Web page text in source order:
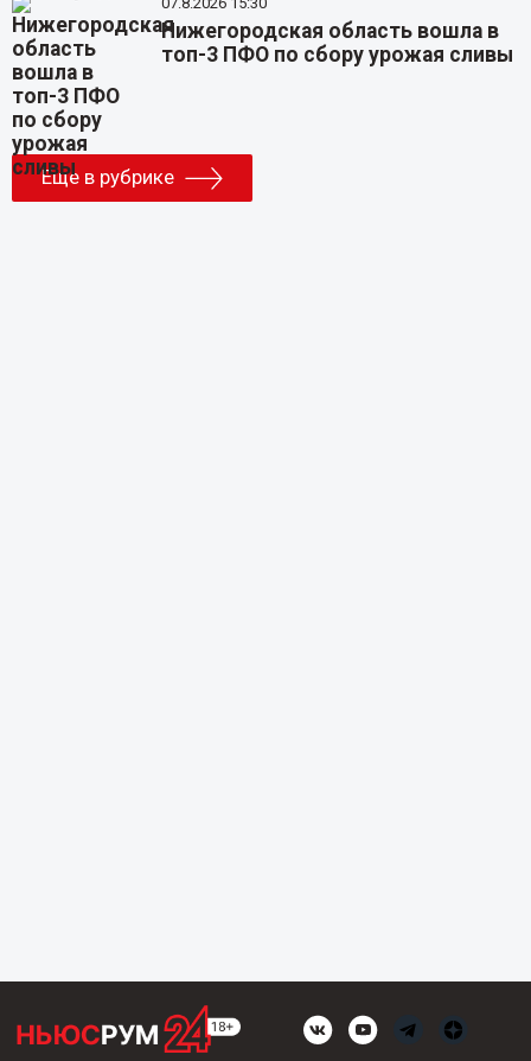
Нижегородская область вошла в
топ-3 ПФО по сбору урожая сливы
Еще в рубрике